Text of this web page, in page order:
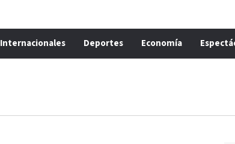
Internacionales Deportes Economía